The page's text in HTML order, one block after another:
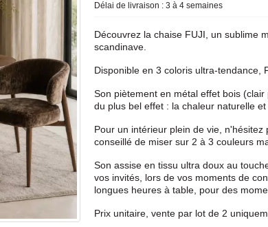
Délai de livraison : 3 à 4 semaines
Découvrez la chaise FUJI, un sublime
scandinave.
Disponible en 3 coloris ultra-tendance,
Son piètement en métal effet bois
du plus bel effet : la chaleur naturelle
Pour un intérieur plein de vie,
conseillé de miser sur 2 à 3 couleurs
Son assise en tissu ultra doux au
vos invités, lors de vos moments de
longues heures à table, pour des
Prix unitaire, vente par lot de 2